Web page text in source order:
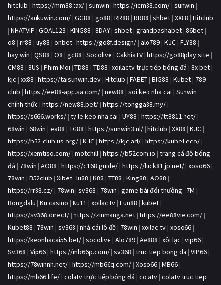
hitclub | https://mm88.tax/ | sunwin | https://icm88.com/ | sunwin |
https://aukuwin.com/ | GG88 | go88 | RR88 | RR88 | shbet | XX88 | Hitclub
| NHATVIP | GOAL123 | KING88 | 8DAY | shbet | grandpashabet | 86bet |
o8 | rr88 | uy88 | onbet | https://go8f.design/ | alo789 | KJC | FLY88 |
hay.win | QS88 | O8 | go88 | Socolive | CakhiaTV | https://go88play.site |
CM88 | 8US | Phim Moi | TD88 | TD88 | xoilactv trực tiếp bóng đá | 8x bet |
kjc | xx88 | https://taisunwin.dev | Hitclub | FABET | BIG88 | Kubet | 789
club | https://ee88-app.sa.com/ | new88 | soi keo nha cai | Sunwin
chính thức | https://new88.pet/ | https://tongga88.my/ |
https://s666.works/ | ty le keo nha cai | UY88 | https://tt8811.net/ |
68win | 68win | ea88 | TG88 | https://sunwin3.nl/ | hitclub | XX88 | KJC |
https://b52-club.us.org/ | KJC | https://kjc.ad/ | https://kubet.eco/ |
https://xemtiso.com/ | motchill | https://b52com.io | trang cá độ bóng
đá | 78win | AO88 | https://c168.guide/ | https://luck81.jp.net/ | xoso66 |
78win | B52club | Xibet | lu88 | K88 | TT88 | King88 | AO88 |
https://rr88.cz/ | 78win | sv368 | 78win | game bài đổi thưởng | 7M |
Bongdalu | Ku casino | Ku11 | xoilac tv | Fun88 | kubet |
https://sv368.direct/ | https://zinmanga.net | https://ee88vie.com/ |
Kubet88 | 78win | sv368 | nhà cái lô đề | 78win | xoilac tv | xoso66 |
https://keonhacai55.bet/ | socolive | Alo789 | Ae888 | xôi lạc | vip66 |
Sv368 | Vip66 | https://mb66p.com/ | sv368 | truc tiep bong da | VIP66 |
https://78winnh.net/ | https://mb66q.com/ | Xoso66 | MB66 |
https://mb66.life/ | colatv trực tiếp bóng đá | colatv | colatv truc tiep